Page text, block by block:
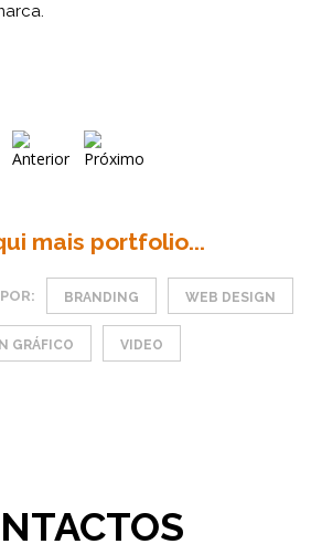
mais portfolio...
BRANDING WEB DESIGN
GRÁFICO VIDEO